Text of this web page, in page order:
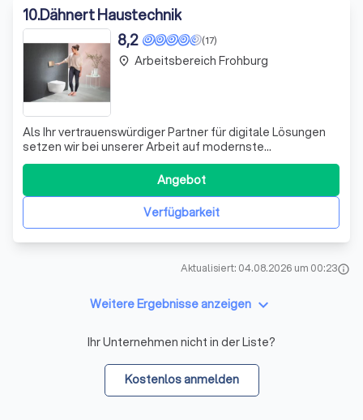
10.Dähnert Haustechnik
(17)
8,2
Als Ihr vertrauenswürdiger Partner für digitale Lösungen
setzen wir bei unserer Arbeit auf modernste
Technologien und bewährte Methoden. Wir sind stolz
darauf, unseren Kunden maßgeschneiderte Lösungen
anzubieten, die auf ihre individuellen Bedürfnisse
zugeschnitten sind. Unser Team aus erfahrenen Fa
Verfügbarkeit
Angebot
place Arbeitsbereich Frohburg
Aktualisiert: 04.08.2026 um 00:23info
Weitere Ergebnisse anzeigen keyboard_arrow_down
Ihr Unternehmen nicht in der Liste?
Kostenlos anmelden